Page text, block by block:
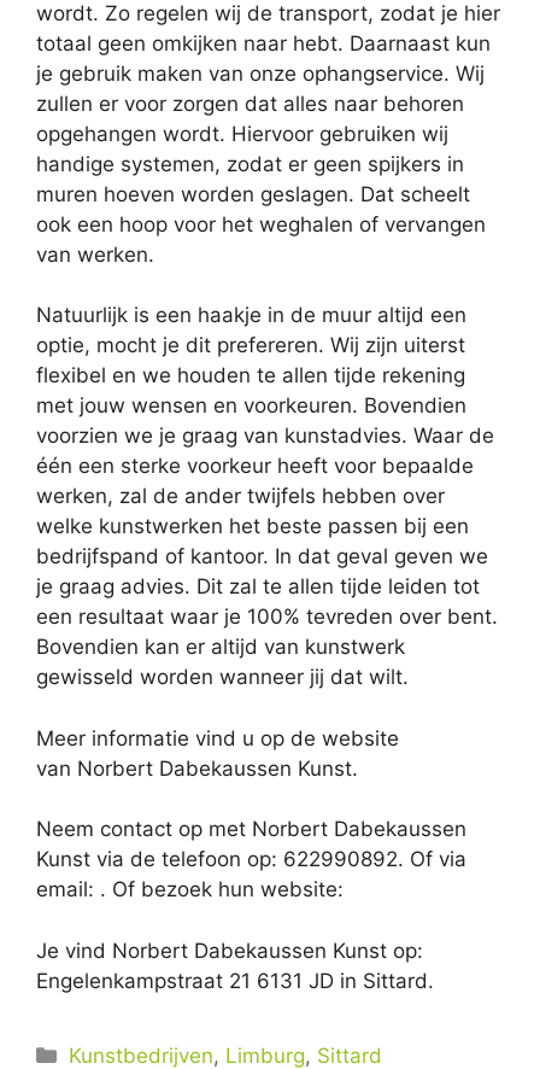
wordt. Zo regelen wij de transport, zodat je hier
totaal geen omkijken naar hebt. Daarnaast kun
je gebruik maken van onze ophangservice. Wij
zullen er voor zorgen dat alles naar behoren
opgehangen wordt. Hiervoor gebruiken wij
handige systemen, zodat er geen spijkers in
muren hoeven worden geslagen. Dat scheelt
ook een hoop voor het weghalen of vervangen
van werken.
Natuurlijk is een haakje in de muur altijd een
optie, mocht je dit prefereren. Wij zijn uiterst
flexibel en we houden te allen tijde rekening
met jouw wensen en voorkeuren. Bovendien
voorzien we je graag van kunstadvies. Waar de
één een sterke voorkeur heeft voor bepaalde
werken, zal de ander twijfels hebben over
welke kunstwerken het beste passen bij een
bedrijfspand of kantoor. In dat geval geven we
je graag advies. Dit zal te allen tijde leiden tot
een resultaat waar je 100% tevreden over bent.
Bovendien kan er altijd van kunstwerk
gewisseld worden wanneer jij dat wilt.
Meer informatie vind u op de website
van Norbert Dabekaussen Kunst.
Neem contact op met Norbert Dabekaussen
Kunst via de telefoon op: 622990892. Of via
email: . Of bezoek hun website:
Je vind Norbert Dabekaussen Kunst op:
Engelenkampstraat 21 6131 JD in Sittard.
Categorieën
Kunstbedrijven, Limburg, Sittard